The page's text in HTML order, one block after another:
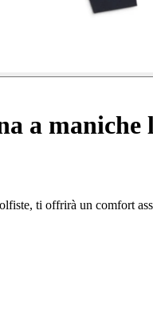
a
ti offrirà un comfort